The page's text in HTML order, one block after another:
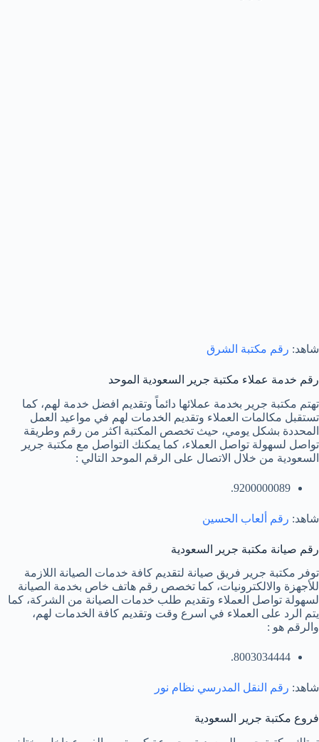
شاهد: رقم مكتبة الشرق
رقم خدمة عملاء مكتبة جرير السعودية الموحد
تهتم مكتبة جرير بخدمة عملائها دائماً وتقديم افضل خدمة لهم، كما
تستقبل مكالمات العملاء وتقديم الخدمات لهم في مواعيد العمل
المحددة بشكل يومي، حيث تخصص المكتبة اكثر من رقم وطريقة
تواصل لسهولة تواصل العملاء، كما يمكنك التواصل مع مكتبة جرير
السعودية من خلال الاتصال على الرقم الموحد التالي :
9200000089.
شاهد: رقم ألعاب الحسين
رقم صيانة مكتبة جرير السعودية
توفر مكتبة جرير فريق صيانة لتقديم كافة خدمات الصيانة اللازمة
للأجهزة والالكترونيات، كما تخصص رقم هاتف خاص بخدمة الصيانة
لسهولة تواصل العملاء وتقديم طلب خدمات الصيانة من الشركة، كما
يتم الرد على العملاء في اسرع وقت وتقديم كافة الخدمات لهم،
والرقم هو :
8003034444.
شاهد: رقم النقل المدرسي نظام نور
فروع مكتبة جرير السعودية